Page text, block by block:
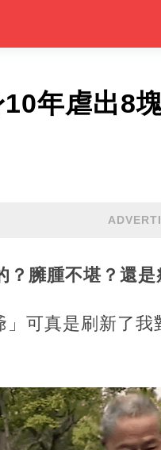
年虐出8
臃腫不堪？還是
可真是刷新了